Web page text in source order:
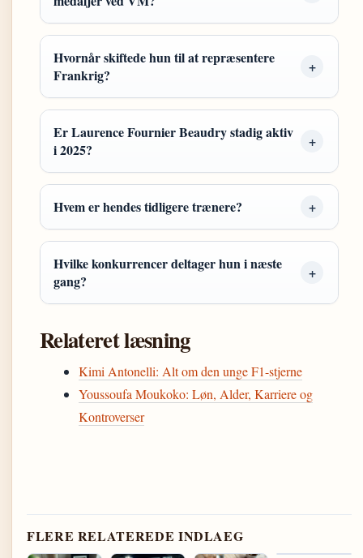
Hvornår skiftede hun til at repræsentere
Frankrig?
Er Laurence Fournier Beaudry stadig aktiv
i 2025?
Hvem er hendes tidligere trænere?
Hvilke konkurrencer deltager hun i næste
gang?
Relateret læsning
Kimi Antonelli: Alt om den unge F1-stjerne
Youssoufa Moukoko: Løn, Alder, Karriere og
Kontroverser
FLERE RELATEREDE INDLAEG